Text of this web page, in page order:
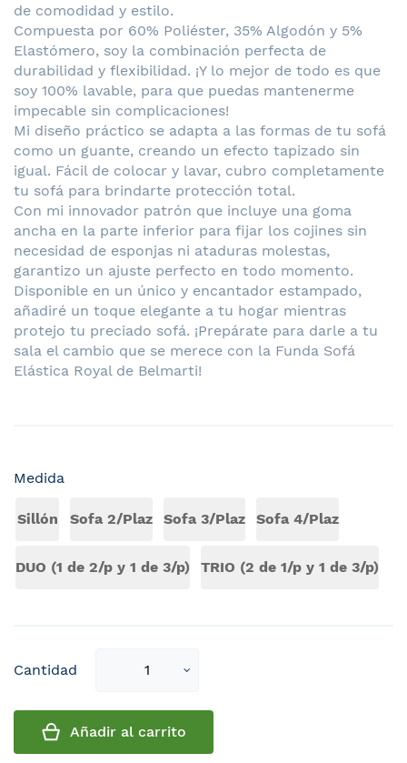
de comodidad y estilo.
Compuesta por 60% Poliéster, 35% Algodón y 5%
Elastómero, soy la combinación perfecta de
durabilidad y flexibilidad. ¡Y lo mejor de todo es que
soy 100% lavable, para que puedas mantenerme
impecable sin complicaciones!
Mi diseño práctico se adapta a las formas de tu sofá
como un guante, creando un efecto tapizado sin
igual. Fácil de colocar y lavar, cubro completamente
tu sofá para brindarte protección total.
Con mi innovador patrón que incluye una goma
ancha en la parte inferior para fijar los cojines sin
necesidad de esponjas ni ataduras molestas,
garantizo un ajuste perfecto en todo momento.
Disponible en un único y encantador estampado,
añadiré un toque elegante a tu hogar mientras
protejo tu preciado sofá. ¡Prepárate para darle a tu
sala el cambio que se merece con la Funda Sofá
Elástica Royal de Belmarti!
Medida
Sillón Sofa 2/Plaz Sofa 3/Plaz Sofa 4/Plaz
DUO (1 de 2/p y 1 de 3/p) TRIO (2 de 1/p y 1 de 3/p)
Cantidad
Select
Añadir al carrito